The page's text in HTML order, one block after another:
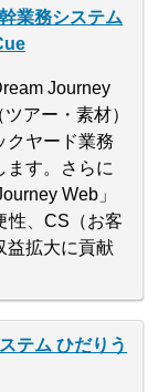
業務システム
Journey
アー・素材）
クヤード業務
ます。さらに
Web」
性、CS（お客
益拡大に貢献
テム ひだりう